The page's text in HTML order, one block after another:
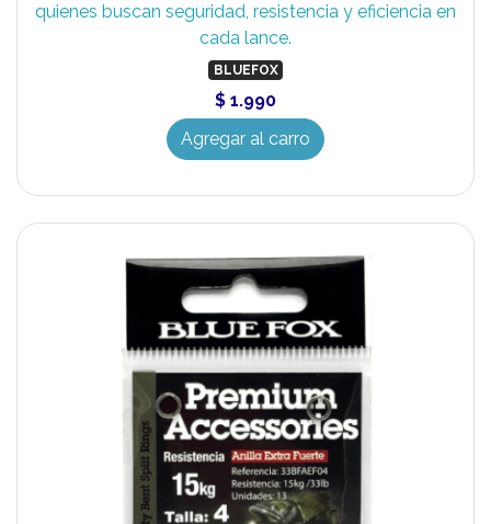
quienes buscan seguridad, resistencia y eficiencia en
cada lance.
BLUEFOX
$ 1.990
Agregar al carro